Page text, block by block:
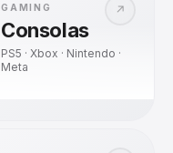
↗
GAMING
Consolas
PS5 · Xbox · Nintendo ·
Meta